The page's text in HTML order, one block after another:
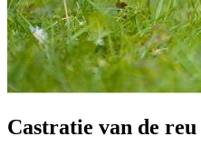
Castratie van de reu